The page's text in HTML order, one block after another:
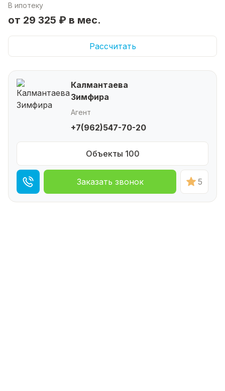
В ипотеку
от 29 325 ₽ в мес.
Рассчитать
Калмантаева
Зимфира
Агент
+7(962)547-70-20
Объекты 100
Заказать звонок 5